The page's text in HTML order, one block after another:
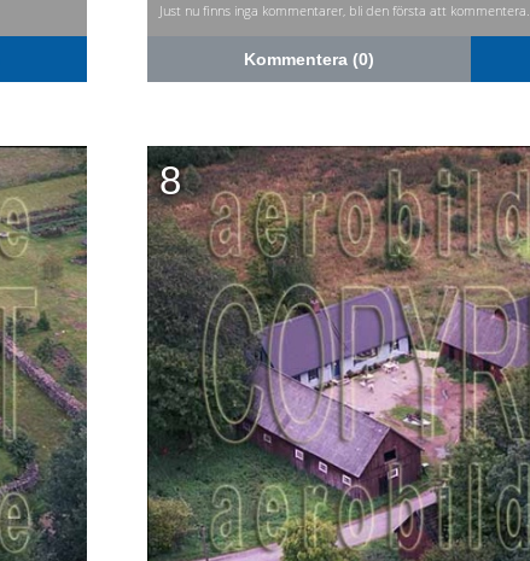
Just nu finns inga kommentarer, bli den första att kommentera.
Kommentera (0)
8